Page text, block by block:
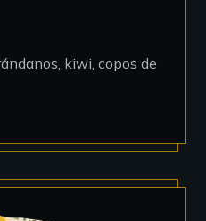
kiwi, copos de